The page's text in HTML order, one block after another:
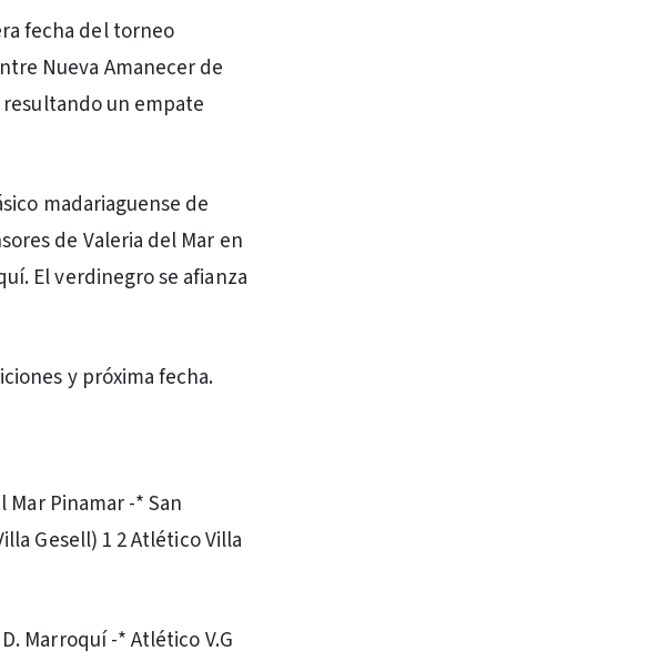
fecha del torneo
Nueva Amanecer de
un empate
madariaguense de
de Valeria del Mar en
El verdinegro se afianza
y próxima fecha.
Mar Pinamar -* San
Gesell) 1 2 Atlético Villa
Marroquí -* Atlético V.G